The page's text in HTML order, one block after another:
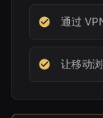
通过
让移动